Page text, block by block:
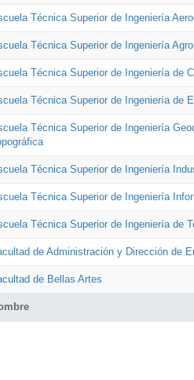
Técnica Superior de Ingeniería
Técnica Superior de Ingeniería
Técnica Superior de Ingeniería de
Técnica Superior de Ingeniería de
Técnica Superior de Ingeniería
Técnica Superior de Ingeniería
Técnica Superior de Ingeniería
Técnica Superior de Ingeniería de
de Administración y Dirección de
de Bellas Artes